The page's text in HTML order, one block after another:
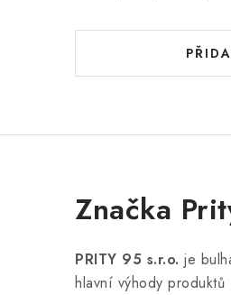
Značka
PRITY 95 s.r.o. je
hlavní výhody